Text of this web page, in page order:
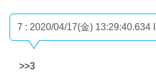
7 : 2020/04/17(金) 13:29:40.634
>>3